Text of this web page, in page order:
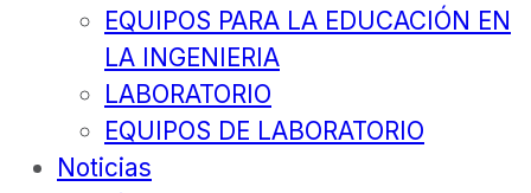
EQUIPOS PARA LA EDUCACIÓN EN
LA INGENIERIA
LABORATORIO
EQUIPOS DE LABORATORIO
Noticias